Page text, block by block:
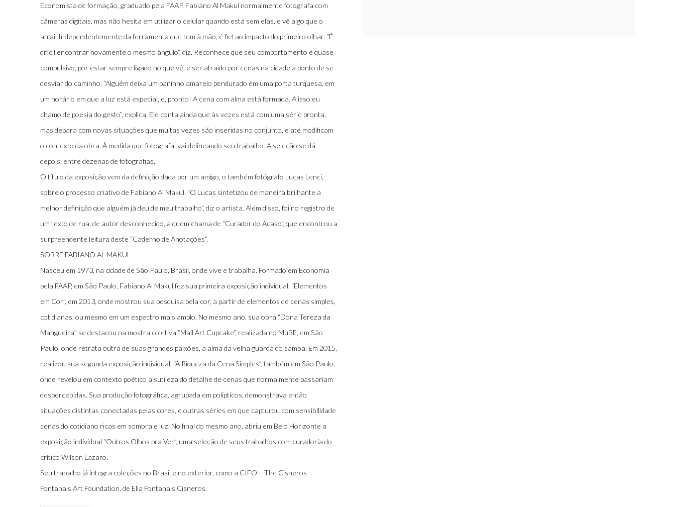
Economista de formação, graduado pela FAAP, Fabiano Al Makul normalmente fotografa com
câmeras digitais, mas não hesita em utilizar o celular quando está sem elas, e vê algo que o
atrai. Independentemente da ferramenta que tem à mão, é fiel ao impacto do primeiro olhar. “É
difícil encontrar novamente o mesmo ângulo”, diz. Reconhece que seu comportamento é quase
compulsivo, por estar sempre ligado no que vê, e ser atraído por cenas na cidade a ponto de se
desviar do caminho. “Alguém deixa um paninho amarelo pendurado em uma porta turquesa, em
um horário em que a luz está especial, e, pronto! A cena com alma está formada. A isso eu
chamo de poesia do gesto”, explica. Ele conta ainda que às vezes está com uma série pronta,
mas depara com novas situações que muitas vezes são inseridas no conjunto, e até modificam
o contexto da obra. À medida que fotografa, vai delineando seu trabalho. A seleção se dá
depois, entre dezenas de fotografias.
O título da exposição vem da definição dada por um amigo, o também fotógrafo Lucas Lenci,
sobre o processo criativo de Fabiano Al Makul. “O Lucas sintetizou de maneira brilhante a
melhor definição que alguém já deu de meu trabalho”, diz o artista. Além disso, foi no registro de
um texto de rua, de autor desconhecido, a quem chama de “Curador do Acaso”, que encontrou a
surpreendente leitura deste “Caderno de Anotações”.
SOBRE FABIANO AL MAKUL
Nasceu em 1973, na cidade de São Paulo, Brasil, onde vive e trabalha. Formado em Economia
pela FAAP, em São Paulo, Fabiano Al Makul fez sua primeira exposição individual, “Elementos
em Cor”, em 2013, onde mostrou sua pesquisa pela cor, a partir de elementos de cenas simples,
cotidianas, ou mesmo em um espectro mais amplo. No mesmo ano, sua obra “Dona Tereza da
Mangueira” se destacou na mostra coletiva “Mail Art Cupcake”, realizada no MuBE, em São
Paulo, onde retrata outra de suas grandes paixões, a alma da velha guarda do samba. Em 2015,
realizou sua segunda exposição individual, “A Riqueza da Cena Simples”, também em São Paulo,
onde revelou em contexto poético a sutileza do detalhe de cenas que normalmente passariam
despercebidas. Sua produção fotográfica, agrupada em polípticos, demonstrava então
situações distintas conectadas pelas cores, e outras séries em que capturou com sensibilidade
cenas do cotidiano ricas em sombra e luz. No final do mesmo ano, abriu em Belo Horizonte a
exposição individual “Outros Olhos pra Ver”, uma seleção de seus trabalhos com curadoria do
crítico Wilson Lazaro.
Seu trabalho já integra coleções no Brasil e no exterior, como a CIFO – The Cisneros
Fontanals Art Foundation, de Ella Fontanals Cisneros.